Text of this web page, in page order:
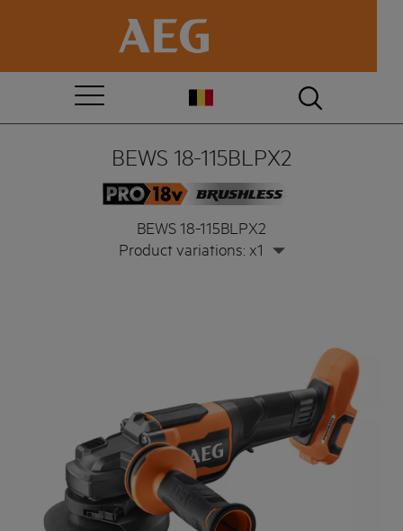
BEWS 18-115BLPX2
BEWS 18-115BLPX2
Product variations: x1